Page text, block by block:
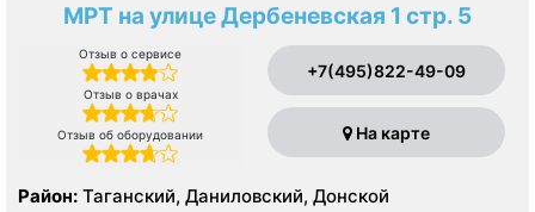
МРТ на улице Дербеневская 1 стр. 5
Отзыв о сервисе
Отзыв о врачах
Отзыв об оборудовании
+7(495)822-49-09
На карте
Район: Таганский, Даниловский, Донской